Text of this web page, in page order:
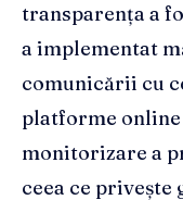
transparența a
a implementat
comunicării cu
platforme
monitorizare a
ceea ce